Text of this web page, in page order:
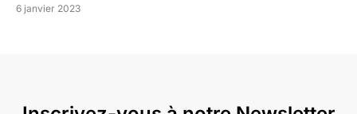
6 janvier 2023